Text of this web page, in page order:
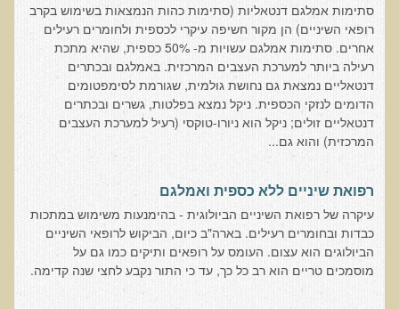
רשימת מאכלים המכילים חומצה אוקסלית
דף כספית
רשימת מאכלים המכילים היסטמין
עשרת המזונות
עדויות מטופלים
תודה לך דוקטור על חוויה נהדרת
אדם ורופא שנותן לי אלטרנטיבה אחרת ממה שהרופאים שפגשתי נתנו
לי
ירדתי ל- 2 מגנזיום גליצינייט ליום ולא לקחתי את הלית'נייז כבר חודש
​תודה לך עדיאל על הפגישה היום. מאד שמחתי על האווירה האופטימית
סתימות אמלגם דנטאליות (סתימות כהות הנמצאות בשימוש בקרב
רופאי השיניים) הן מקור חשיפה עיקרי לכספית ולחומרים רעילים
אחרים. סתימות אמלגם עשויות מ- 50% כספית, שהיא מתכת
רעילה ביותר למערכת העצבים המרכזית. באמלגם ובכתרים
דנטאליים נמצאת גם נחושת גולמית, שגורמת לסימפטומים
הדומים לנזקי הכספית. ניקל נמצא בפלטות, גשרים ובכתרים
דנטאליים זולים; ניקל הוא ניורו-טוקסי (רעיל למערכת העצבים
המרכזית) והוא גם...
רפואת שיניים ללא כספית ואמלגם
עיקרה של רפואת השיניים הביולוגית - בהימנעות משימוש במתכות
כבדות ובחומרים רעילים. בארה"ב כיום, הביקוש לרופאי השיניים
הביולוגים הוא עצום. העומס על רופאים ותיקים כמו גם על
מוסמכים טריים הוא רב כל כך, עד כי התור נקבע לחצי שנה קדימה.